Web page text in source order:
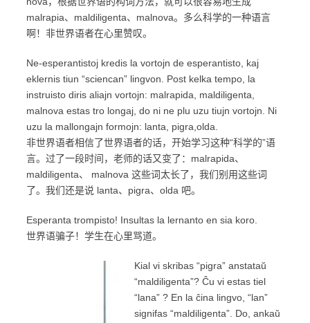
malrapia、maldiligenta、malnova。多么科学的一种语言
啊！非世界语者在心里赞叹。
Ne-esperantistoj kredis la vortojn de esperantisto, kaj
eklernis tiun “sciencan” lingvon. Post kelka tempo, la
instruisto diris aliajn vortojn: malrapida, maldiligenta,
malnova estas tro longaj, do ni ne plu uzu tiujn vortojn. Ni
uzu la mallongajn formojn: lanta, pigra,olda.
非世界语者相信了世界语者的话，开始学习这种“科学的”语
言。过了一段时间，老师的话又变了：malrapida、
maldiligenta、 malnova 这些词太长了，我们别用这些词
了。我们还是说 lanta、pigra、olda 吧。
Esperanta trompisto! Insultas la lernanto en sia koro.
世界语骗子！学生在心里骂道。
Kial vi skribas “pigra” anstataŭ
“maldiligenta”? Ĉu vi estas tiel
“lana” ? En la ĉina lingvo, “lan”
signifas “maldiligenta”. Do, ankaŭ